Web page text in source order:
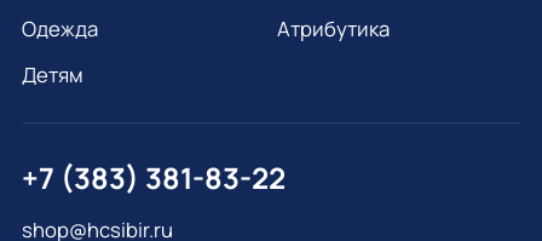
Одежда
Детям
Атрибутика
+7 (383) 381-83-22
shop@hcsibir.ru